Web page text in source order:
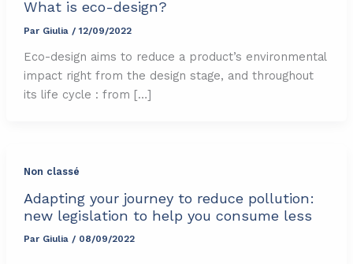
What is eco-design?
Par Giulia / 12/09/2022
Eco-design aims to reduce a product’s environmental
impact right from the design stage, and throughout
its life cycle : from […]
Non classé
Adapting your journey to reduce pollution:
new legislation to help you consume less
Par Giulia / 08/09/2022